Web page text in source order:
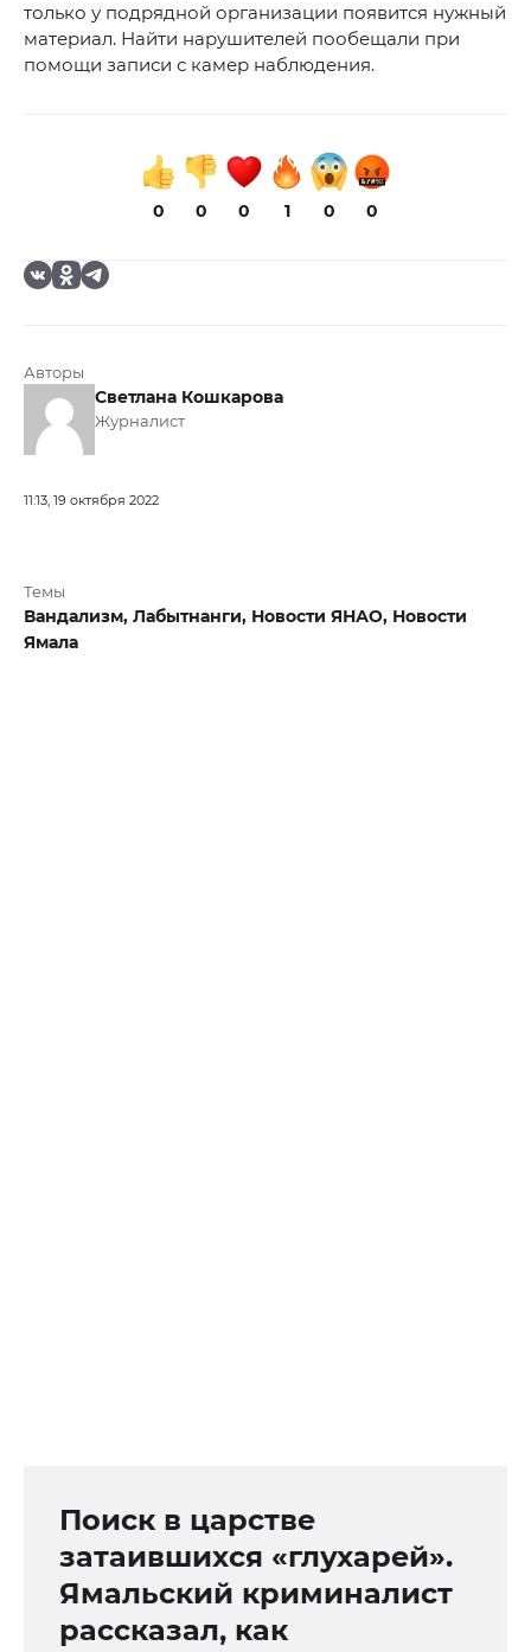
только у подрядной организации появится нужный
материал. Найти нарушителей пообещали при
помощи записи с камер наблюдения.
0 0 0 1 0 0
Авторы
Светлана Кошкарова
Журналист
11:13, 19 октября 2022
Темы
Вандализм, Лабытнанги, Новости ЯНАО, Новости
Ямала
Поиск в царстве
затаившихся «глухарей».
Ямальский криминалист
рассказал, как